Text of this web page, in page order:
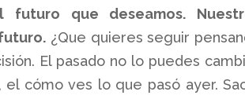
que deseamos.
¿Que quieres seguir
El pasado no lo puedes
cómo ves lo que pasó ayer.